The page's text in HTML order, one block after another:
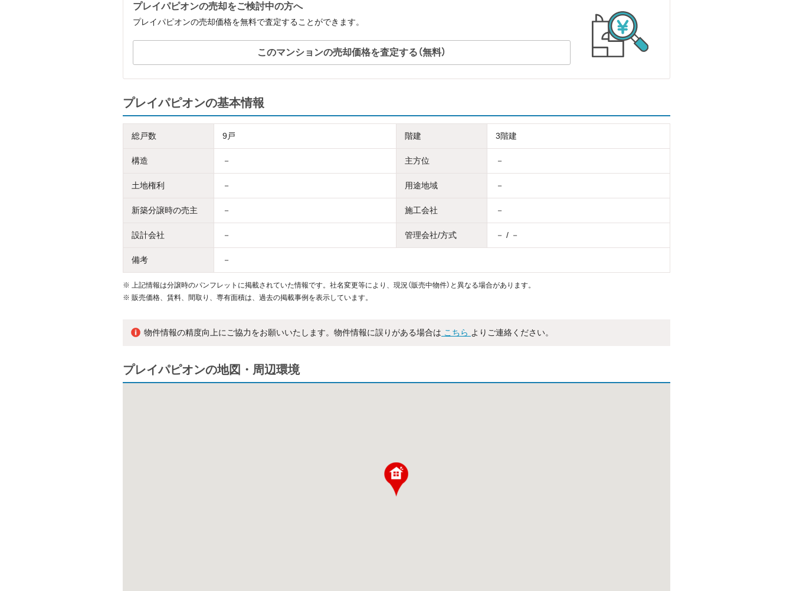
プレイパピオンの売却をご検討中の方へ
プレイパピオンの売却価格を無料で査定することができます。
このマンションの売却価格を査定する（無料）
プレイパピオンの基本情報
総戸数 9戸 階建 3階建
構造 － 主方位 －
土地権利 － 用途地域 －
新築分譲時の売主 － 施工会社 －
設計会社 － 管理会社/方式 － / －
備考 －
※
上記情報は分譲時のパンフレットに掲載されていた情報です。社名変更等により、現況（販売中物件）と異なる場合があります。
※ 販売価格、賃料、間取り、専有面積は、過去の掲載事例を表示しています。
物件情報の精度向上にご協力をお願いいたします。物件情報に誤りがある場合は こちら よりご連絡ください。
プレイパピオンの地図・周辺環境